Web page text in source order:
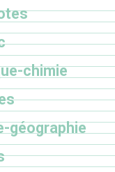
chimie
géographie